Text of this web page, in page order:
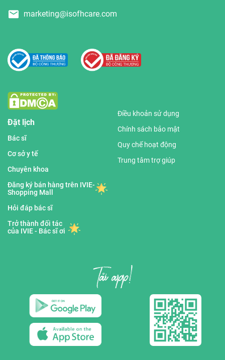
marketing@isofhcare.com
Đặt lịch
Bác sĩ
Cơ sở y tế
Chuyên khoa
Đăng ký bán hàng trên IVIE-
Shopping Mall
Hỏi đáp bác sĩ
Trở thành đối tác
của IVIE - Bác sĩ ơi
Điều khoản sử dụng
Chính sách bảo mật
Quy chế hoạt động
Trung tâm trợ giúp